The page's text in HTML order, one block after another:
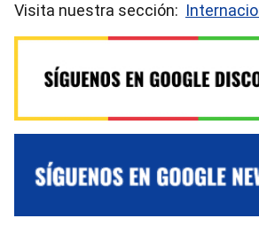
Visita nuestra sección: